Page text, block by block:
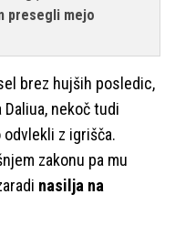
presegli mejo
brez hujših posledic,
nekoč tudi
odvlekli z igrišča.
zakonu pa mu
nasilja na